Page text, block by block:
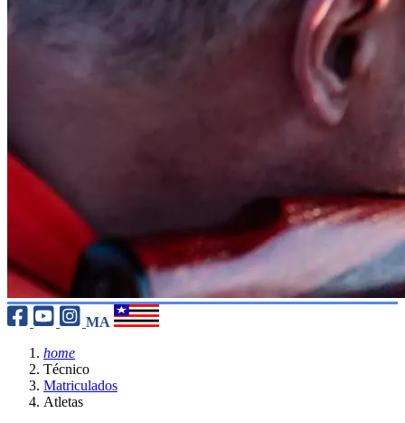
MA
home
Técnico
Matriculados
Atletas